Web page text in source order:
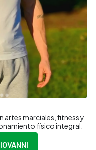
artes marciales, fitness y
físico integral.